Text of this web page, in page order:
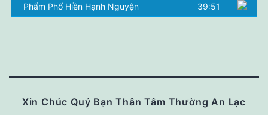
Phẩm Phổ Hiền Hạnh Nguyện 39:51
Xin Chúc Quý Bạn Thân Tâm Thường An Lạc